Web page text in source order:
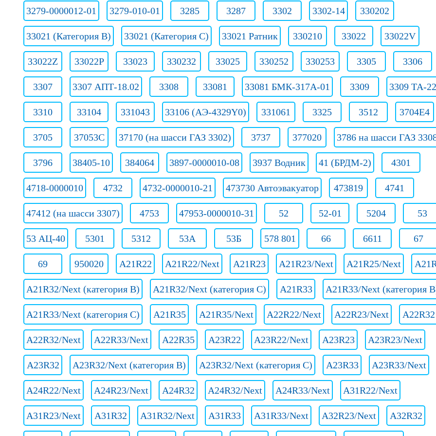
3279-0000012-01 3279-010-01 3285 3287 3302 3302-14 330202
33021 (Категория B) 33021 (Категория C) 33021 Ратник 330210 33022 33022V
33022Z 33022Р 33023 330232 33025 330252 330253 3305 3306
3307 3307 АПТ-18.02 3308 33081 33081 БМК-317А-01 3309 3309 ТА-22
3310 33104 331043 33106 (АЭ-4329Y0) 331061 3325 3512 3704Е4
3705 37053С 37170 (на шасси ГАЗ 3302) 3737 377020 3786 на шасси ГАЗ
3796 38405-10 384064 3897-0000010-08 3937 Водник 41 (БРДМ-2) 4301
4718-0000010 4732 4732-0000010-21 473730 Автоэвакуатор 473819 4741
47412 (на шасси 3307) 4753 47953-0000010-31 52 52-01 5204 53
53 АЦ-40 5301 5312 53А 53Б 578 801 66 6611 67
69 950020 A21R22 A21R22/Next A21R23 A21R23/Next A21R25/Next
A21R32/Next (категория B) A21R32/Next (категория C) A21R33 A21R33/Next (категория
A21R33/Next (категория C) A21R35 A21R35/Next A22R22/Next A22R23/Next A22R32
A22R32/Next A22R33/Next A22R35 A23R22 A23R22/Next A23R23 A23R23/Next
A23R32 A23R32/Next (категория B) A23R32/Next (категория C) A23R33 A23R33/Next
A24R22/Next A24R23/Next A24R32 A24R32/Next A24R33/Next A31R22/Next
A31R23/Next A31R32 A31R32/Next A31R33 A31R33/Next A32R23/Next A32R32